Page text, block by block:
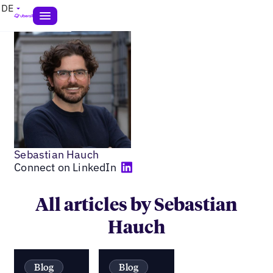
DE
Sebastian Hauch
Connect on LinkedIn
All articles by Sebastian
Hauch
Blog
Blog